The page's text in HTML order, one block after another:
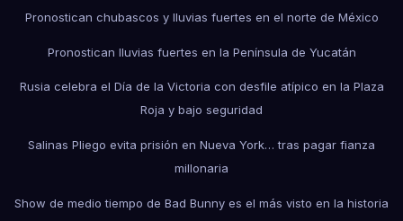
Pronostican chubascos y lluvias fuertes en el norte de México
Pronostican lluvias fuertes en la Península de Yucatán
Rusia celebra el Día de la Victoria con desfile atípico en la Plaza
Roja y bajo seguridad
Salinas Pliego evita prisión en Nueva York… tras pagar fianza
millonaria
Show de medio tiempo de Bad Bunny es el más visto en la historia